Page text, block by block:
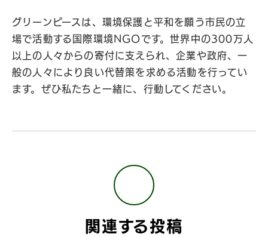
グリーンピースは、環境保護と平和を願う市民の立
場で活動する国際環境NGOです。世界中の300万人
以上の人々からの寄付に支えられ、企業や政府、一
般の人々により良い代替策を求める活動を行ってい
ます。ぜひ私たちと一緒に、行動してください。
関連する投稿